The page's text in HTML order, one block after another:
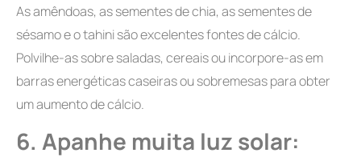
As amêndoas, as sementes de chia, as sementes de
sésamo e o tahini são excelentes fontes de cálcio.
Polvilhe-as sobre saladas, cereais ou incorpore-as em
barras energéticas caseiras ou sobremesas para obter
um aumento de cálcio.
6. Apanhe muita luz solar: